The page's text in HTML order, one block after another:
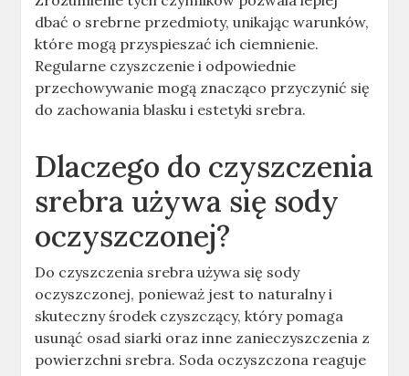
dbać o srebrne przedmioty, unikając warunków,
które mogą przyspieszać ich ciemnienie.
Regularne czyszczenie i odpowiednie
przechowywanie mogą znacząco przyczynić się
do zachowania blasku i estetyki srebra.
Dlaczego do czyszczenia
srebra używa się sody
oczyszczonej?
Do czyszczenia srebra używa się sody
oczyszczonej, ponieważ jest to naturalny i
skuteczny środek czyszczący, który pomaga
usunąć osad siarki oraz inne zanieczyszczenia z
powierzchni srebra. Soda oczyszczona reaguje